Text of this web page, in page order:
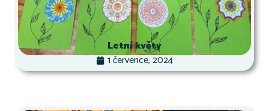
Letní květy
1 července, 2024